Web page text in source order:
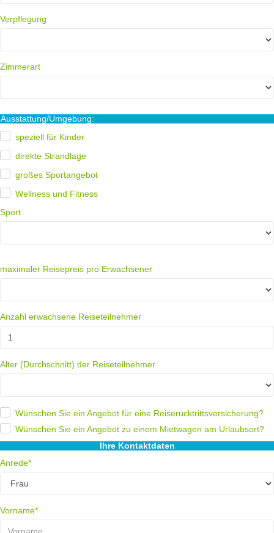
Verpflegung
Zimmerart
Umgebung:
speziell für Kinder
direkte Strandlage
großes Sportangebot
Wellness und Fitness
Sport
maximaler Reisepreis pro Erwachsener
Anzahl erwachsene Reiseteilnehmer
Alter (Durchschnitt) der Reiseteilnehmer
Wünschen Sie ein Angebot für eine Reiserücktrittsversicherung?
Wünschen Sie ein Angebot zu einem Mietwagen am Urlaubsort?
Ihre Kontaktdaten
Anrede*
Vorname*